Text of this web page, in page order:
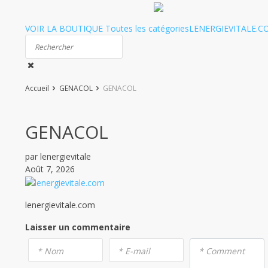
VOIR LA BOUTIQUE Toutes les catégories
Accueil GENACOL GENACOL
GENACOL
par lenergievitale
Août 7, 2026
lenergievitale.com
Laisser un commentaire
* Nom * E-mail * Comment